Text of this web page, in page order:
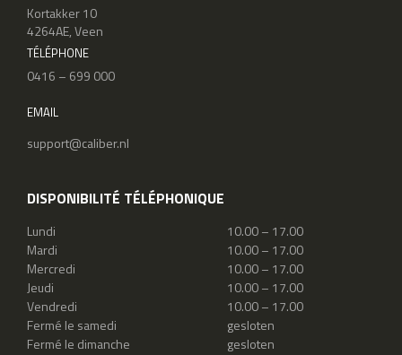
Kortakker 10
4264AE, Veen
TÉLÉPHONE
0416 – 699 000
EMAIL
support@caliber.nl
DISPONIBILITÉ TÉLÉPHONIQUE
Lundi
10.00 – 17.00
Mardi
10.00 – 17.00
Mercredi
10.00 – 17.00
Jeudi
10.00 – 17.00
Vendredi
10.00 – 17.00
Fermé le samedi
gesloten
Fermé le dimanche
gesloten